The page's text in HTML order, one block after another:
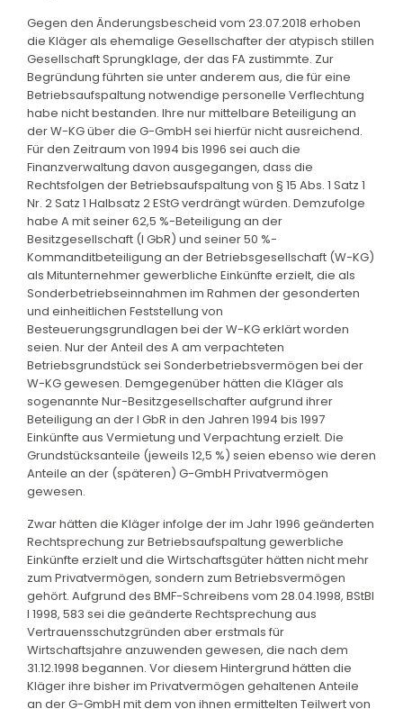
Gegen den Änderungsbescheid vom 23.07.2018 erhoben
die Kläger als ehemalige Gesellschafter der atypisch stillen
Gesellschaft Sprungklage, der das FA zustimmte. Zur
Begründung führten sie unter anderem aus, die für eine
Betriebsaufspaltung notwendige personelle Verflechtung
habe nicht bestanden. Ihre nur mittelbare Beteiligung an
der W-KG über die G-GmbH sei hierfür nicht ausreichend.
Für den Zeitraum von 1994 bis 1996 sei auch die
Finanzverwaltung davon ausgegangen, dass die
Rechtsfolgen der Betriebsaufspaltung von § 15 Abs. 1 Satz 1
Nr. 2 Satz 1 Halbsatz 2 EStG verdrängt würden. Demzufolge
habe A mit seiner 62,5 %-Beteiligung an der
Besitzgesellschaft (I GbR) und seiner 50 %-
Kommanditbeteiligung an der Betriebsgesellschaft (W-KG)
als Mitunternehmer gewerbliche Einkünfte erzielt, die als
Sonderbetriebseinnahmen im Rahmen der gesonderten
und einheitlichen Feststellung von
Besteuerungsgrundlagen bei der W-KG erklärt worden
seien. Nur der Anteil des A am verpachteten
Betriebsgrundstück sei Sonderbetriebsvermögen bei der
W-KG gewesen. Demgegenüber hätten die Kläger als
sogenannte Nur-Besitzgesellschafter aufgrund ihrer
Beteiligung an der I GbR in den Jahren 1994 bis 1997
Einkünfte aus Vermietung und Verpachtung erzielt. Die
Grundstücksanteile (jeweils 12,5 %) seien ebenso wie deren
Anteile an der (späteren) G-GmbH Privatvermögen
gewesen.
Zwar hätten die Kläger infolge der im Jahr 1996 geänderten
Rechtsprechung zur Betriebsaufspaltung gewerbliche
Einkünfte erzielt und die Wirtschaftsgüter hätten nicht mehr
zum Privatvermögen, sondern zum Betriebsvermögen
gehört. Aufgrund des BMF-Schreibens vom 28.04.1998, BStBl
I 1998, 583 sei die geänderte Rechtsprechung aus
Vertrauensschutzgründen aber erstmals für
Wirtschaftsjahre anzuwenden gewesen, die nach dem
31.12.1998 begannen. Vor diesem Hintergrund hätten die
Kläger ihre bisher im Privatvermögen gehaltenen Anteile
an der G-GmbH mit dem von ihnen ermittelten Teilwert von